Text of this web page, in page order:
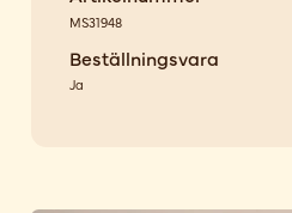
MS31948
Beställningsvara
Ja